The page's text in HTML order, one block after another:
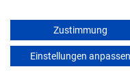
GmbH.
Zustimmung
Einstellungen anpassen